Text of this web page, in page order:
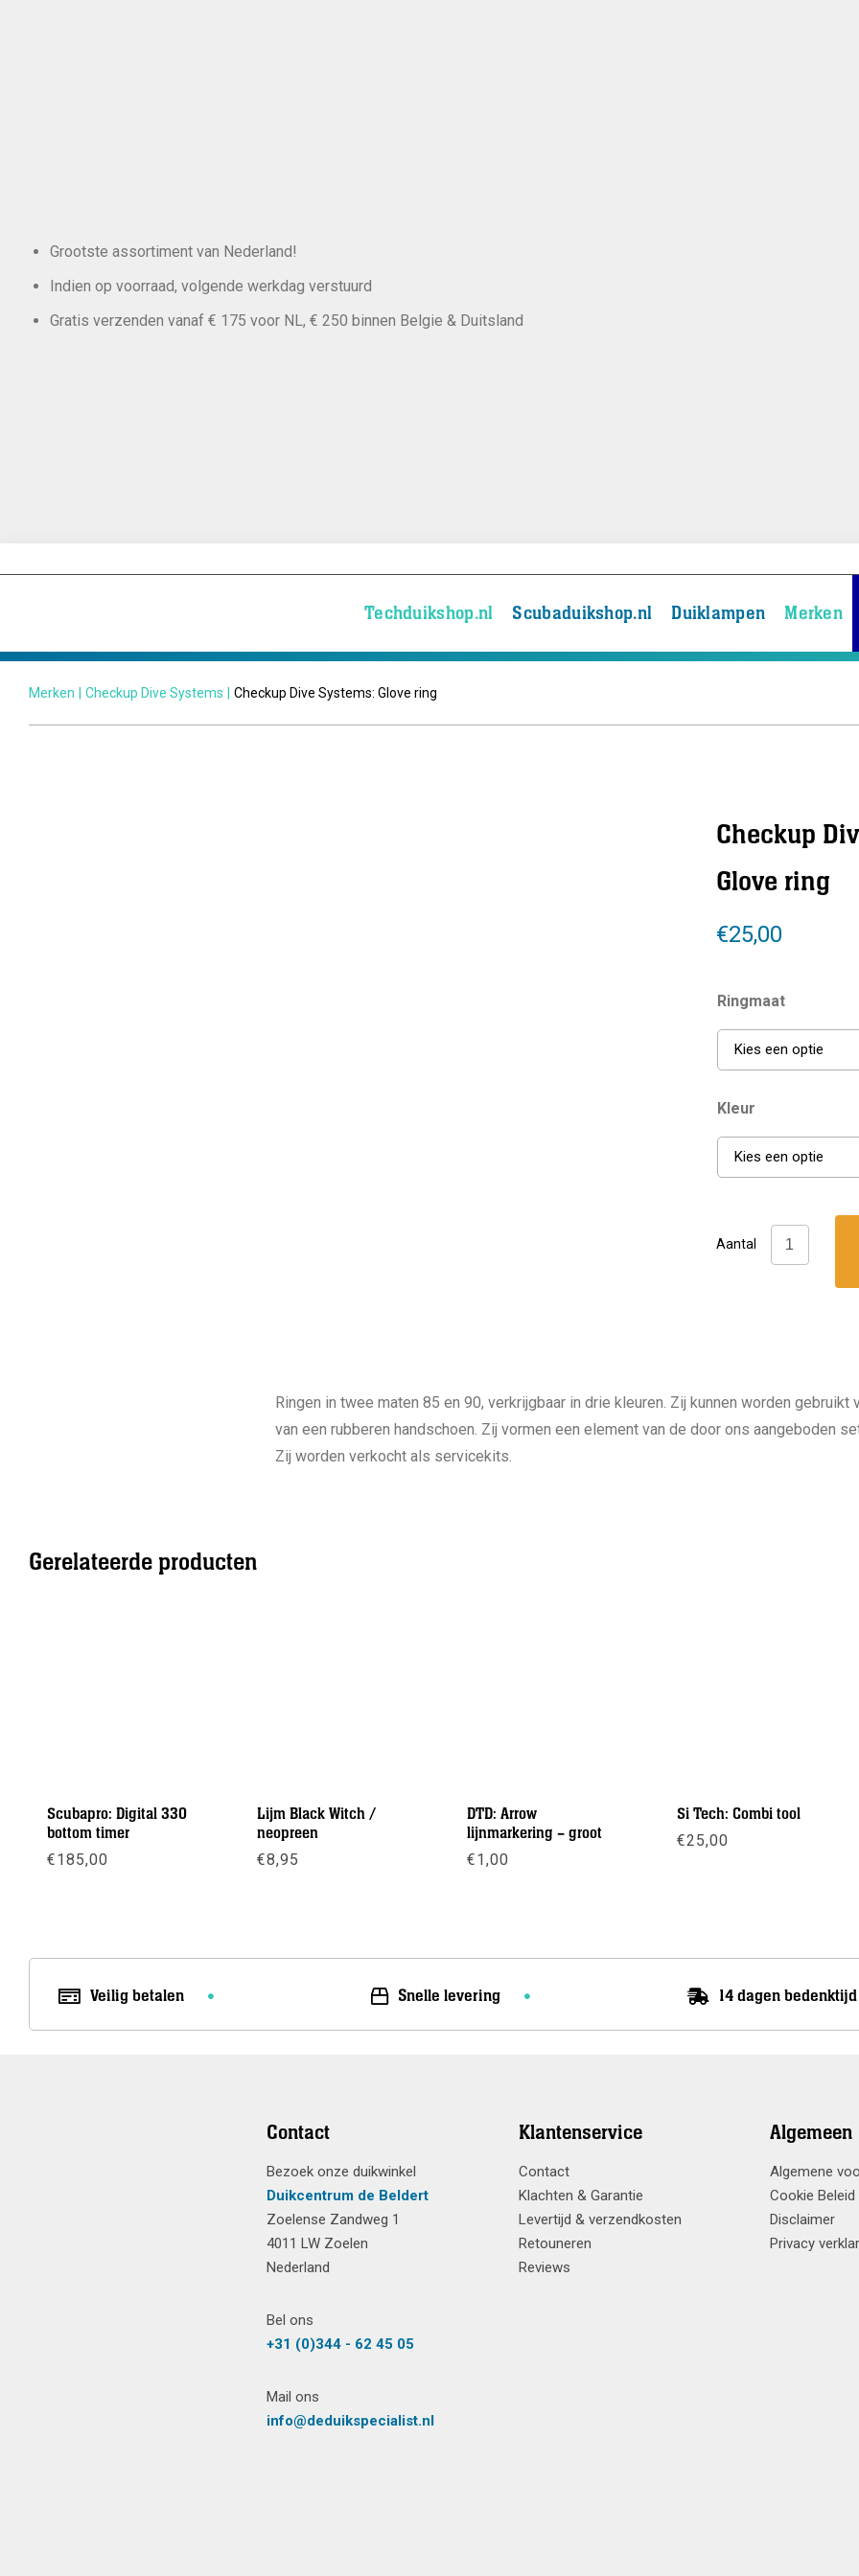
Grootste assortiment van Nederland!
Indien op voorraad, volgende werkdag verstuurd
Gratis verzenden vanaf € 175 voor NL, € 250 binnen Belgie & Duitsland
Techduikshop.nl Scubaduikshop.nl Duiklampen Merken
Merken Checkup Dive Systems Checkup Dive Systems: Glove ring
Checkup
Glove ring
€25,00
Ringmaat
Kies een optie
Kleur
Kies een optie
Aantal
Checkup
Dive
Systems:
Ringen in twee maten 85 en 90, verkrijgbaar in drie kleuren. Zij kunnen worden
van een rubberen handschoen. Zij vormen een element van de door ons aangeboden
Zij worden verkocht als servicekits.
Gerelateerde producten
Scubapro: Digital 330
bottom timer
€185,00
Lijm Black Witch /
neopreen
€8,95
DTD: Arrow
lijnmarkering – groot
€1,00
Si Tech: Combi tool
€25,00
Veilig betalen Snelle levering 14 dagen bedenktijd
Contact
Bezoek onze duikwinkel
Duikcentrum de Beldert
Zoelense Zandweg 1
4011 LW Zoelen
Nederland
Bel ons
+31 (0)344 - 62 45 05
Mail ons
info@deduikspecialist.nl
Klantenservice
Contact
Klachten & Garantie
Levertijd & verzendkosten
Retouneren
Reviews
Algemeen
Algemene
Cookie Beleid
Disclaimer
Privacy